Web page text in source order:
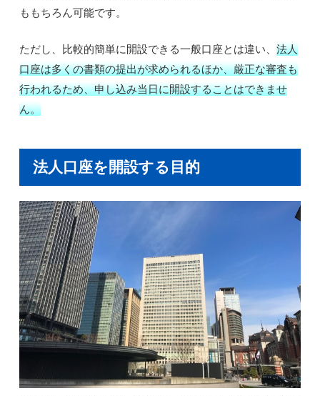
ももちろん可能です。
ただし、比較的簡単に開設できる一般口座とは違い、法人
口座は多くの書類の提出が求められるほか、厳正な審査も
行われるため、申し込み当日に開設することはできませ
ん。
法人口座を開設する目的